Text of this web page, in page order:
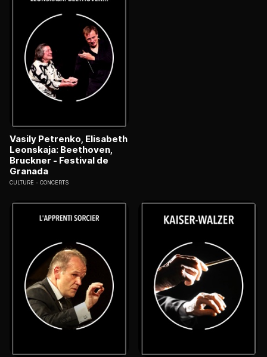
Vasily Petrenko, Elisabeth
Leonskaja: Beethoven,
Bruckner - Festival de
Granada
CULTURE CONCERTS